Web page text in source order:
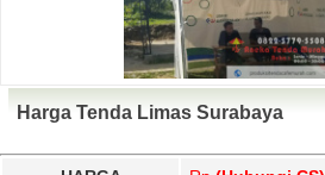
Harga Tenda Limas Surabaya